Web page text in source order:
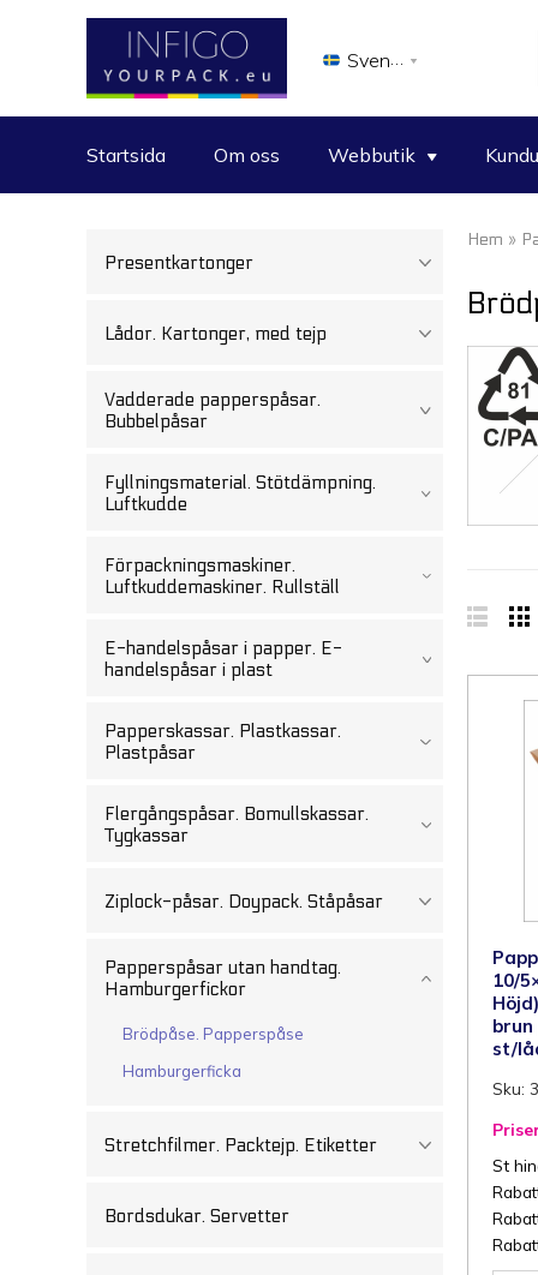
Svenska
Startsida Om oss Webbutik
Presentkartonger
Lådor. Kartonger, med tejp
Vadderade papperspåsar.
Bubbelpåsar
Fyllningsmaterial. Stötdämpning.
Luftkudde
Förpackningsmaskiner.
Luftkuddemaskiner. Rullställ
E-handelspåsar i papper. E-
handelspåsar i plast
Papperskassar. Plastkassar.
Plastpåsar
Flergångspåsar. Bomullskassar.
Tygkassar
Ziplock-påsar. Doypack. Ståpåsar
Papperspåsar utan handtag.
Hamburgerfickor
Brödpåse. Papperspåse
Hamburgerficka
Stretchfilmer. Packtejp. Etiketter
Bordsdukar. Servetter
Hem »
10/
brun
st/
Sku:
St